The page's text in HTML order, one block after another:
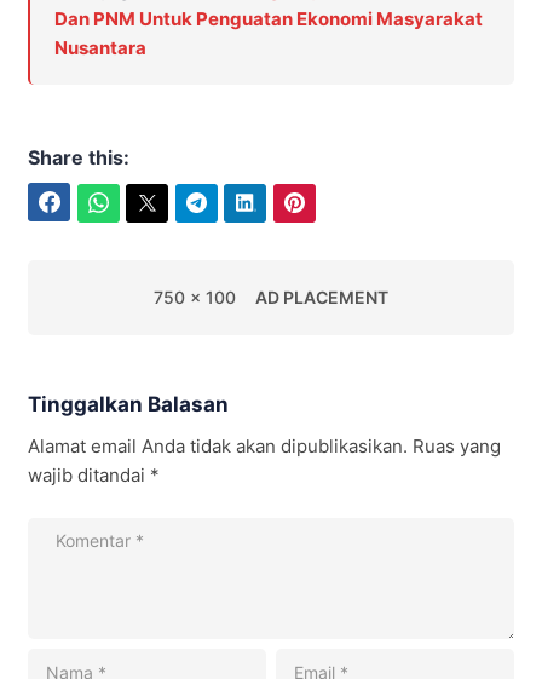
Dan PNM Untuk Penguatan Ekonomi Masyarakat
Nusantara
Share this:
750 x 100 AD PLACEMENT
Tinggalkan Balasan
Alamat email Anda tidak akan dipublikasikan. Ruas yang
wajib ditandai *